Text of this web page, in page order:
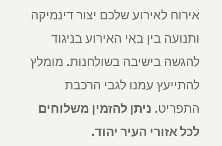
אירוח לאירוע שלכם יצור דינמיקה
ותנועה בין באי האירוע בניגוד
להגשה בישיבה בשולחנות. מומלץ
להתייעץ עמנו לגבי הרכבת
התפריט. ניתן להזמין משלוחים
לכל אזורי העיר יהוד.